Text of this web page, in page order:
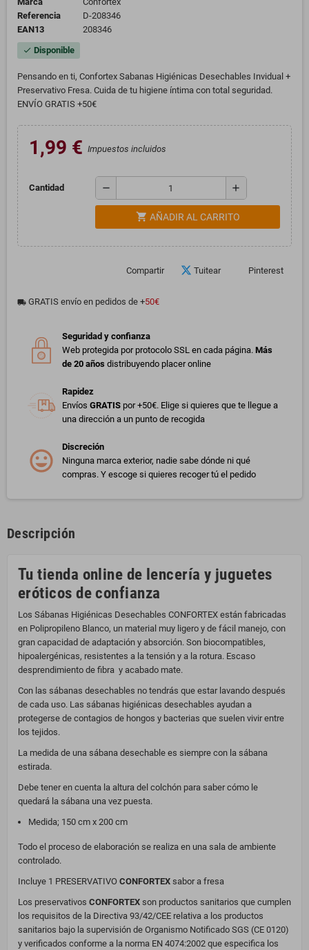
Referencia
D-208346
EAN13
208346
check Disponible
Pensando en ti, Confortex Sabanas Higiénicas Desechables Invidual +
Preservativo Fresa. Cuida de tu higiene íntima con total seguridad.
ENVÍO GRATIS +50€
1,99 € Impuestos incluidos
Cantidad remove add
shopping_cart AÑADIR AL CARRITO
Compartir Tuitear Pinterest
local_shipping GRATIS envío en pedidos de +50€
Seguridad y confianza
Web protegida por protocolo SSL en cada página. Más
de 20 años distribuyendo placer online
Rapidez
Envíos GRATIS por +50€. Elige si quieres que te llegue a
una dirección a un punto de recogida
Discreción
Ninguna marca exterior, nadie sabe dónde ni qué
compras. Y escoge si quieres recoger tú el pedido
Descripción
Tu tienda online de lencería y juguetes
eróticos de confianza
Los Sábanas Higiénicas Desechables CONFORTEX están fabricadas
en Polipropileno Blanco, un material muy ligero y de fácil manejo, con
gran capacidad de adaptación y absorción. Son biocompatibles,
hipoalergénicas, resistentes a la tensión y a la rotura. Escaso
desprendimiento de fibra y acabado mate.
Con las sábanas desechables no tendrás que estar lavando después
de cada uso. Las sábanas higiénicas desechables ayudan a
protegerse de contagios de hongos y bacterias que suelen vivir entre
los tejidos.
La medida de una sábana desechable es siempre con la sábana
estirada.
Debe tener en cuenta la altura del colchón para saber cómo le
quedará la sábana una vez puesta.
Medida; 150 cm x 200 cm
Todo el proceso de elaboración se realiza en una sala de ambiente
controlado.
Incluye 1 PRESERVATIVO CONFORTEX sabor a fresa
Los preservativos CONFORTEX son productos sanitarios que cumplen
los requisitos de la Directiva 93/42/CEE relativa a los productos
sanitarios bajo la supervisión de Organismo Notificado SGS (CE 0120)
y verificados conforme a la norma EN 4074:2002 que especifica los